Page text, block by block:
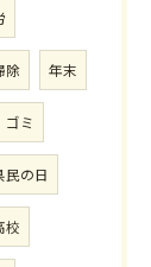
除 年末
ゴミ
民の日
校